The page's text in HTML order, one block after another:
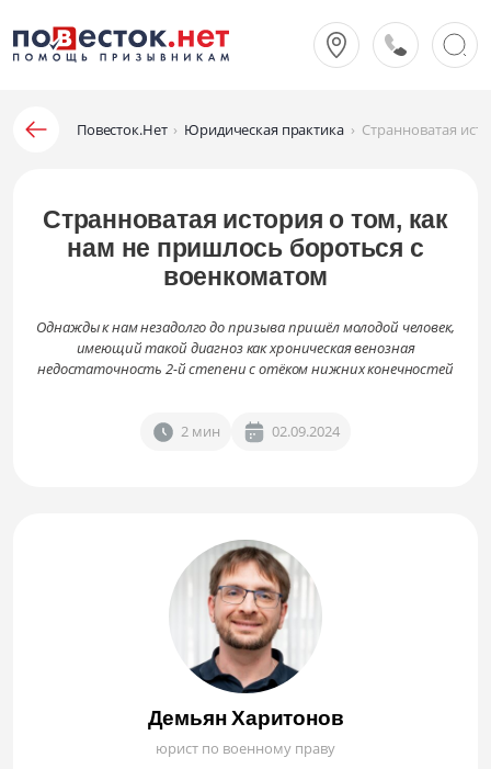
Повесток.Нет › Юридическая практика › Странноватая
Странноватая история о том, как
нам не пришлось бороться с
военкоматом
Однажды к нам незадолго до призыва пришёл молодой человек,
имеющий такой диагноз как хроническая венозная
недостаточность 2-й степени с отёком нижних конечностей
2 мин 02.09.2024
Демьян Харитонов
юрист по военному праву